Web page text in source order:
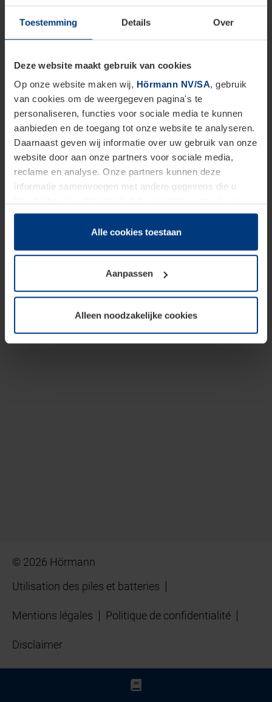
Toestemming Details Over
Deze website maakt gebruik van cookies
Op onze website maken wij, Hörmann NV/SA, gebruik
van cookies om de weergegeven pagina's te
personaliseren, functies voor sociale media te kunnen
aanbieden en de toegang tot onze website te analyseren.
Daarnaast geven wij informatie over uw gebruik van onze
website door aan onze partners voor sociale media,
reclame en analyse. Onze partners kunnen deze
informatie samenvoegen met andere gegevens die u
hun diensten hebben verzameld.
Juridisch hebben wij het recht om cookies op uw
van deze pagina's absoluut vereist is. Voor alle andere
soorten cookies is uw toestemming benodigd. Uw
toestemming kunt u op elk moment bij de uitleg van de
wijzigen of herroepen.
Alle cookies toestaan
Aanpassen
Alleen noodzakelijke cookies
© 2026 Hörmann
Utilisation des piles et batteries
Mentions légales Politique de confidentialité
Disclaimer